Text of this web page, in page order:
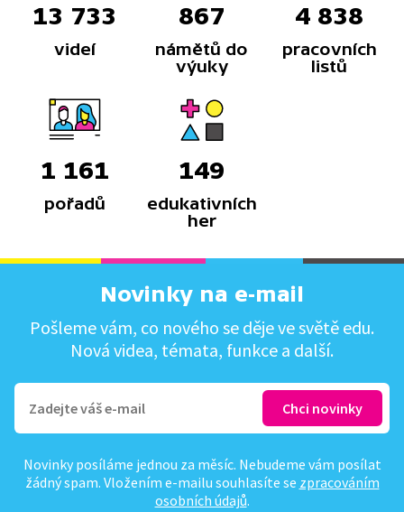
13 733
videí
867
námětů do
výuky
4 838
pracovních
listů
1 161
pořadů
149
edukativních
her
Novinky na e-mail
Pošleme vám, co nového se děje ve světě edu.
Nová videa, témata, funkce a další.
Novinky posíláme jednou za měsíc. Nebudeme vám posílat
žádný spam. Vložením e-mailu souhlasíte se zpracováním
osobních údajů.